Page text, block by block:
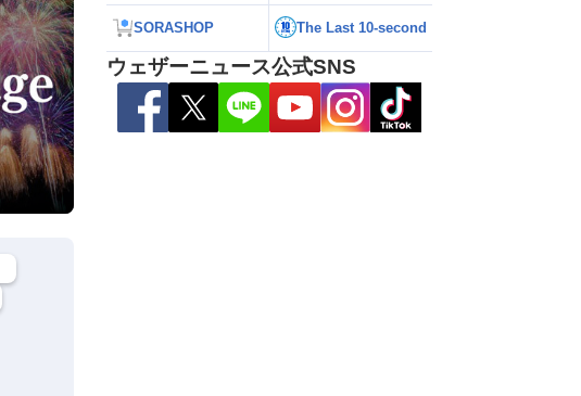
SORASHOP The Last 10-second
ウェザーニュース公式SNS